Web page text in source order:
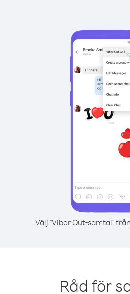
Välj "Viber Out-samtal"
Råd för